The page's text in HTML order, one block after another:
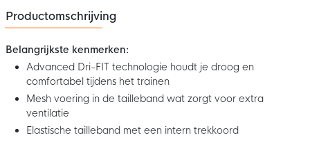
Productomschrijving
Belangrijkste kenmerken:
Advanced Dri-FIT technologie houdt je droog en
comfortabel tijdens het trainen
Mesh voering in de tailleband wat zorgt voor extra
ventilatie
Elastische tailleband met een intern trekkoord